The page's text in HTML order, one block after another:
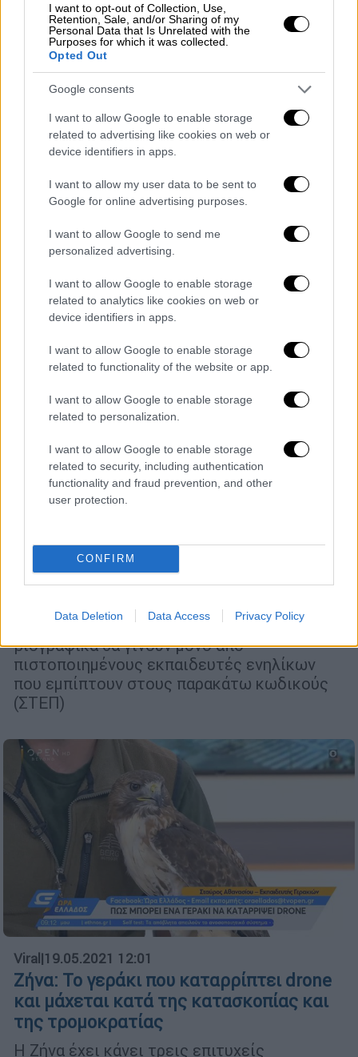
I want to opt-out of Collection, Use,
Retention, Sale, and/or Sharing of my
Personal Data that Is Unrelated with the
Purposes for which it was collected.
Opted Out
Google consents
I want to allow Google to enable storage
related to advertising like cookies on web or
device identifiers in apps.
I want to allow my user data to be sent to
Google for online advertising purposes.
I want to allow Google to send me
personalized advertising.
I want to allow Google to enable storage
related to analytics like cookies on web or
device identifiers in apps.
I want to allow Google to enable storage
related to functionality of the website or app.
I want to allow Google to enable storage
related to personalization.
I want to allow Google to enable storage
related to security, including authentication
functionality and fraud prevention, and other
user protection.
CONFIRM
Data Deletion Data Access Privacy Policy
Ελλάδα|04.09.2023 15:18
Εξετάσεις ΕΟΠΠΕΠ: «Τσουνάμι»
Προσλήψεων Εκπ/των Ενηλίκων το 2023
Βρισκόμαστε σε μία περίοδο που η ζήτηση
για εκπαιδευτές ενηλίκων εκτοξεύεται.
Συγκεκριμένα αναμένεται να προσληφθούν
περίπου 15.000 εκπαιδευτές για τα επόμενα
ενηλίκων - Βιογραφικά ΕΔΩ
Νέες προσλήψεις εκπαιδευτών ενηλίκων
πραγματοποιούνται άμεσα από το golearn!
Στείλτε τώρα βιογραφικό σας- Δεκτά
βιογραφικά θα γίνουν μόνο από
πιστοποιημένους εκπαιδευτές ενηλίκων
που εμπίπτουν στους παρακάτω κωδικούς
(ΣΤΕΠ)
Viral |19.05.2021 12:01
Ζήνα: Το γεράκι που καταρρίπτει drone
και μάχεται κατά της κατασκοπίας και
της τρομοκρατίας
Η Ζήνα έχει κάνει τρεις επιτυχείς